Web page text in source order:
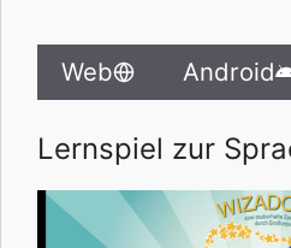
Web Android
Lernspiel zur